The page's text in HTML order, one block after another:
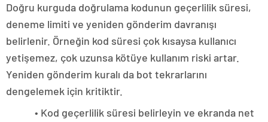
Doğru kurguda doğrulama kodunun geçerlilik süresi,
deneme limiti ve yeniden gönderim davranışı
belirlenir. Örneğin kod süresi çok kısaysa kullanıcı
yetişemez, çok uzunsa kötüye kullanım riski artar.
Yeniden gönderim kuralı da bot tekrarlarını
dengelemek için kritiktir.
• Kod geçerlilik süresi belirleyin ve ekranda net